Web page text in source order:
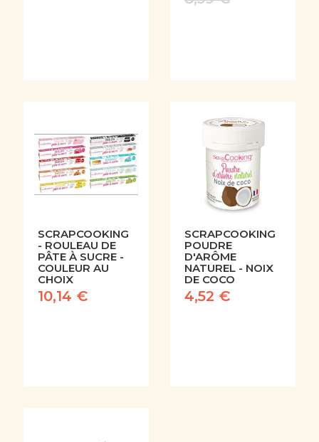
SCRAPCOOKING
- ROULEAU DE
PÂTE À SUCRE -
COULEUR AU
CHOIX
10,14 €
SCRAPCOOKING
POUDRE
D'ARÔME
NATUREL - NOIX
DE COCO
4,52 €